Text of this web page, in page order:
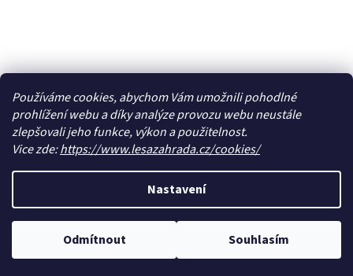
Používáme cookies, abychom Vám umožnili pohodlné
prohlížení webu a díky analýze provozu webu neustále
zlepšovali jeho funkce, výkon a použitelnost.
Vice zde:https://www.lesazahrada.cz/cookies/
Nastavení
Odmítnout Souhlasím